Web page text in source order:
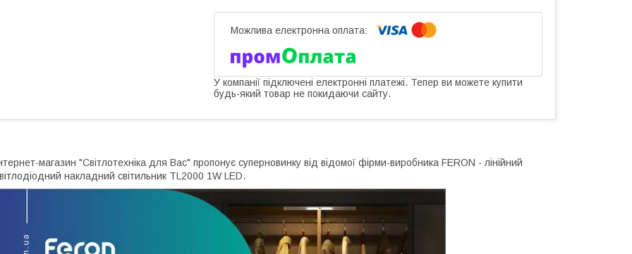
У компанії підключені електронні платежі. Тепер ви можете купити
будь-який товар не покидаючи сайту.
магазин "Світлотехніка для Вас" пропонує суперновинку від відомої фірми-виробника FERON - лінійний
накладний світильник ТL2000 1W LED.